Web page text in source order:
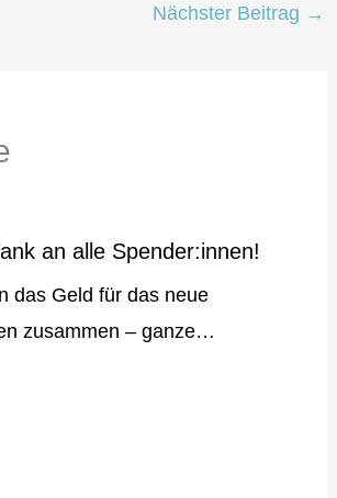
Nächster Beitrag →
an alle Spender:innen!
das Geld für das neue
zusammen – ganze…